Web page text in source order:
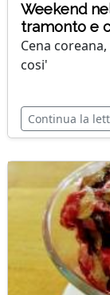
Weekend
tramonto e
Cena
cosi'
Continua la